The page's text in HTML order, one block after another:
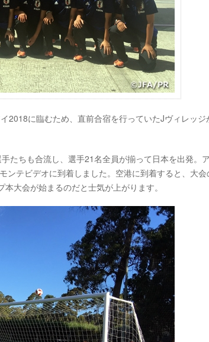
2018に臨むため、直前合宿を行っていたJヴィレッジ
たちも合流し、選手21名全員が揃って日本を出発。
ンテビデオに到着しました。空港に到着すると、大会
大会が始まるのだと士気が上がります。